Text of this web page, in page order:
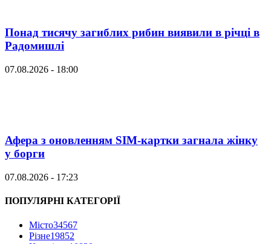
Понад тисячу загиблих рибин виявили в річці в
Радомишлі
07.08.2026 - 18:00
Афера з оновленням SIM-картки загнала жінку
у борги
07.08.2026 - 17:23
ПОПУЛЯРНІ КАТЕГОРІЇ
Місто34567
Різне19852